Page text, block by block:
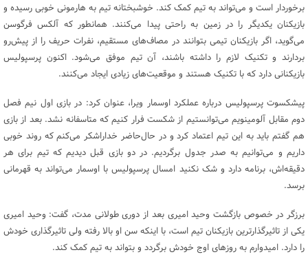
برخوردار است و می‌تواند به تیم کمک کند. خوشبختانه تیم به هارمونی خوبی رسیده و
بازیکنان یکدیگر را در زمین به راحتی پیدا می‌کنند. همانطور که آلکس فرگوسن
می‌گوید، اگر بازیکنان تیمی بتوانند در مصاف‌های مستقیم، نفرات حریف را از پیش‌رو
بردارند و تکنیک لازم را داشته باشند، آن تیم موفق می‌شود. اکنون پرسپولیس
بازیکنانی دارد که با تکنیک هستند و موقعیت‌های زیادی ایجاد می‌کنند.
پیشکسوت پرسپولیس درباره عملکرد اوسمار ویرا، عنوان کرد: در بازی اول نیم فصل
دوم مقابل آلومینویم می‌توانستیم از شکست فرار کنیم که متاسفانه نشد. بعد از بازی
هم گفتم باید به این تیم اعتماد کرد و در حال‌حاضر خداراشکر می‌کنم که روند خوبی
داریم و می‌توانیم به صدر جدول برگردیم. در دو بازی قبل دیدیم که تیم برای هر
دقیقه‌اش، برنامه دارد و شک نکنید امسال پرسپولیس با اوسمار می‌تواند به قهرمانی
برسد.
برزگر در خصوص بازگشت وحید امیری بعد از دوری طولانی مدت، گفت: وحید امیری
یکی از تاثیرگذارترین بازیکنان تیم است، با اینکه سن او بالا رفته ولی تاثیرگذاری خودش
را دارد. امیدوارم به روزهای اوج خودش برگردد و بتواند به تیم کمک کند.